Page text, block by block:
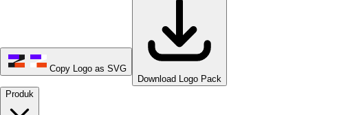
Copy Logo as SVG
Download Logo Pack
Produk